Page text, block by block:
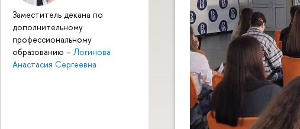
Заместитель декана по
дополнительному
профессиональному
образованию – Логинова
Анастасия Сергеевна